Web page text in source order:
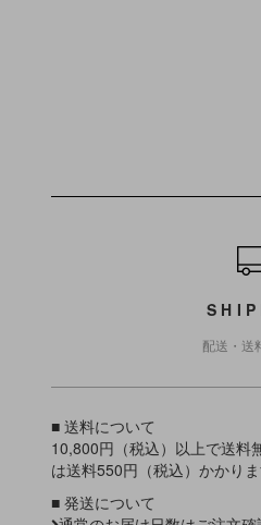
ショッピン
配送・送
■ 送料について
10,800円（税込）以上で送料
は送料550円（税込）かかりま
■ 発送について